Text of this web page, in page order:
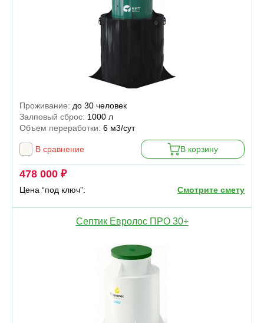
Проживание: до 30 человек
Залповый сброс: 1000 л
Объем переработки: 6 м3/сут
В сравнение В корзину
478 000 ₽
Цена “под ключ”: Смотрите смету
Септик Евролос ПРО 30+